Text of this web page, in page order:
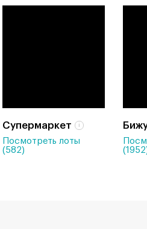
Супермаркет
Посмотреть лоты
(582)